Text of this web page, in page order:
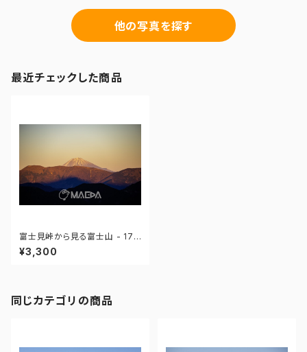
他の写真を探す
最近チェックした商品
富士見峠から見る富士山 - 174
251739619008
¥3,300
同じカテゴリの商品